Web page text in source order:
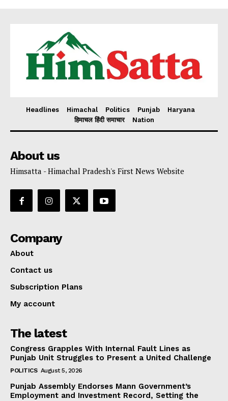
Headlines Himachal Politics Punjab
Haryana
हिमाचल हिंदी समाचार
Nation
About us
Himsatta - Himachal Pradesh's First News Website
Company
About
Contact us
Subscription Plans
My account
The latest
Congress Grapples With Internal Fault Lines as
Punjab Unit Struggles to Present a United Challenge
POLITICS August 5, 2026
Punjab Assembly Endorses Mann Government’s
Employment and Investment Record, Setting the